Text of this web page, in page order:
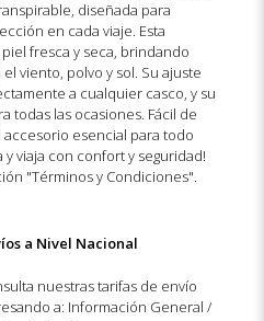
diseñada para
en cada viaje. Esta
fresca y seca, brindando
viento, polvo y sol. Su ajuste
a cualquier casco, y su
todas las ocasiones. Fácil de
accesorio esencial para todo
y viaja con confort y seguridad!
"Términos y Condiciones".
a Nivel Nacional
nuestras tarifas de envío
a: Información General /